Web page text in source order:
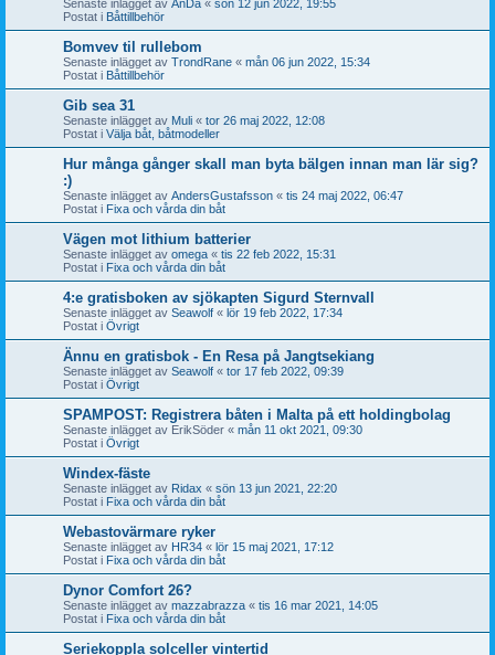
Senaste inlägget av AnDa « sön 12 jun 2022, 19:55
Postat i Båttillbehör
Bomvev til rullebom
Senaste inlägget av TrondRane « mån 06 jun 2022, 15:34
Postat i Båttillbehör
Gib sea 31
Senaste inlägget av Muli « tor 26 maj 2022, 12:08
Postat i Välja båt, båtmodeller
Hur många gånger skall man byta bälgen innan man lär sig?
:)
Senaste inlägget av AndersGustafsson « tis 24 maj 2022, 06:47
Postat i Fixa och vårda din båt
Vägen mot lithium batterier
Senaste inlägget av omega « tis 22 feb 2022, 15:31
Postat i Fixa och vårda din båt
4:e gratisboken av sjökapten Sigurd Sternvall
Senaste inlägget av Seawolf « lör 19 feb 2022, 17:34
Postat i Övrigt
Ännu en gratisbok - En Resa på Jangtsekiang
Senaste inlägget av Seawolf « tor 17 feb 2022, 09:39
Postat i Övrigt
SPAMPOST: Registrera båten i Malta på ett holdingbolag
Senaste inlägget av ErikSöder « mån 11 okt 2021, 09:30
Postat i Övrigt
Windex-fäste
Senaste inlägget av Ridax « sön 13 jun 2021, 22:20
Postat i Fixa och vårda din båt
Webastovärmare ryker
Senaste inlägget av HR34 « lör 15 maj 2021, 17:12
Postat i Fixa och vårda din båt
Dynor Comfort 26?
Senaste inlägget av mazzabrazza « tis 16 mar 2021, 14:05
Postat i Fixa och vårda din båt
Seriekoppla solceller vintertid